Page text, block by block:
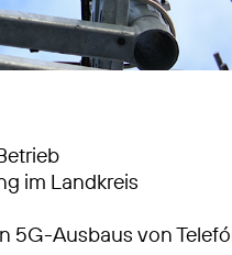
im Landkreis
5G-Ausbaus von